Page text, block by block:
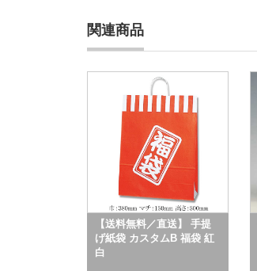
関連商品
【送料無料／直送】 手提
げ紙袋 カスタムB 福袋 紅
白